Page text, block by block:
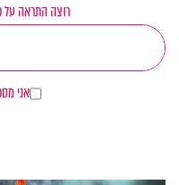
רוצה התראה על
אני